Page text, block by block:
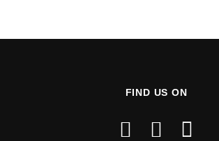
FIND US ON